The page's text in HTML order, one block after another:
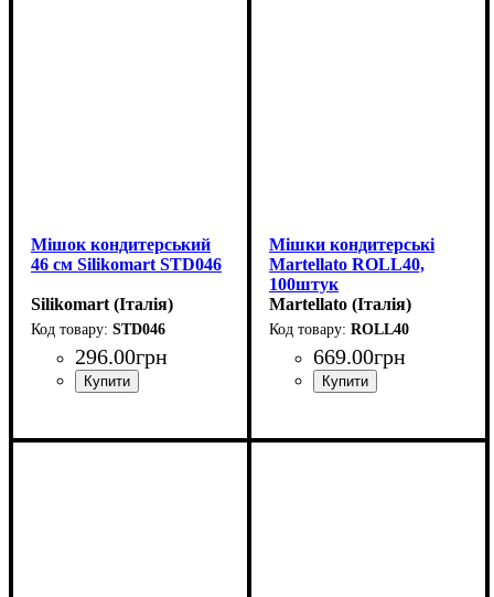
Мішок кондитерський
46 см Silikomart STD046
Silikomart (Італія)
STD046
296.00грн
Мішки кондитерські
Martellato ROLL40,
100штук
Martellato (Італія)
ROLL40
669.00грн